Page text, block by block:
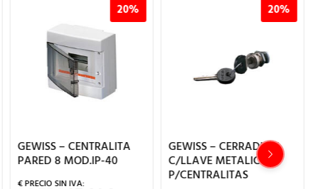
20%
GEWISS – CENTRALITA
PARED 8 MOD.IP-40
20%
GEWISS – CERRADURA
C/LLAVE METALICA
P/CENTRALITAS